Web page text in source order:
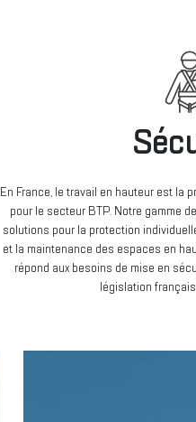
En France, le travail en hauteur est la
pour le secteur BTP. Notre gamme
solutions pour la protection
et la maintenance des espaces en
répond aux besoins de mise en
législation